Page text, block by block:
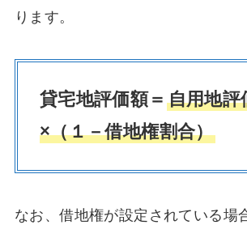
ります。
貸宅地評価額＝ 自用地評
×（１－借地権割合）
なお、借地権が設定されている場